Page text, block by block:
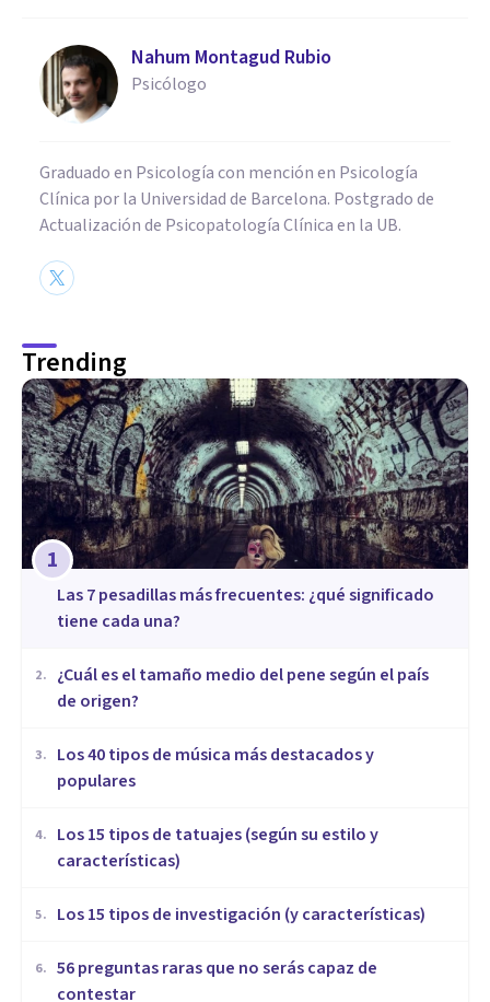
Nahum Montagud Rubio
Psicólogo
Graduado en Psicología con mención en Psicología
Clínica por la Universidad de Barcelona. Postgrado de
Actualización de Psicopatología Clínica en la UB.
Trending
1
Las 7 pesadillas más frecuentes: ¿qué significado
tiene cada una?
2.
¿Cuál es el tamaño medio del pene según el país
de origen?
3.
Los 40 tipos de música más destacados y
populares
4.
Los 15 tipos de tatuajes (según su estilo y
características)
5. Los 15 tipos de investigación (y características)
6. 56 preguntas raras que no serás capaz de
contestar